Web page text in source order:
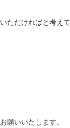
ただければと考えて
願いいたします。